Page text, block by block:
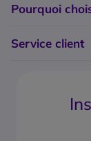
Nos marques
Catalogue
Nos guides d'achat
Onedirect recrute
Pourquoi
Essai gratuit de
Les garanties
Service client
Foire aux